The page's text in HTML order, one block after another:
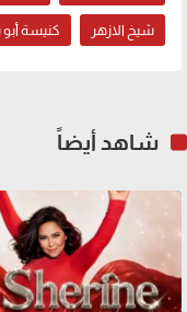
شيخ الازهر كنيسة
شاهد أيضاً